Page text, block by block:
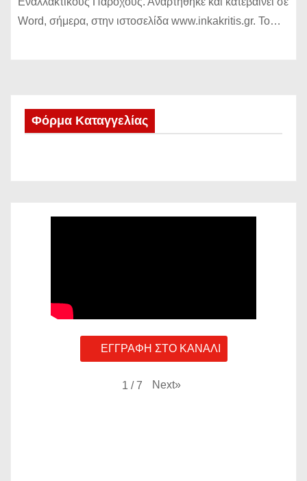
Word, σήμερα, στην ιστοσελίδα www.inkakritis.gr. Το…
Φόρμα Καταγγελίας
ΕΓΓΡΑΦΗ ΣΤΟ ΚΑΝΑΛΙ
1 / 7 Next»